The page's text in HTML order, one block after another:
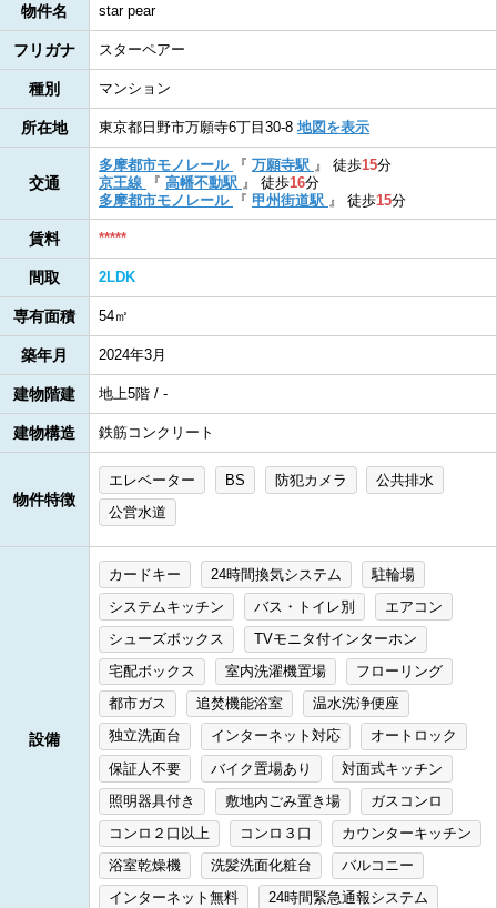
物件名 star pear
フリガナ スターペアー
種別 マンション
所在地 東京都日野市万願寺6丁目30-8 地図を表示
交通
多摩都市モノレール 『 万願寺駅 』 徒歩15分
京王線
『 高幡不動駅 』 徒歩16分
多摩都市モノレール
『 甲州街道駅 』 徒歩15分
賃料 *****
間取 2LDK
専有面積 54㎡
築年月 2024年3月
建物階建 地上5階 / -
建物構造 鉄筋コンクリート
物件特徴
エレベーター BS 防犯カメラ
公共排水
公営水道
設備
カードキー 24時間換気システム
駐輪場
システムキッチン
バス・トイレ別
エアコン
シューズボックス
TVモニタ付インターホン
宅配ボックス
室内洗濯機置場
フローリング
都市ガス
追焚機能浴室
温水洗浄便座
独立洗面台
インターネット対応
オートロック
保証人不要
バイク置場あり
対面式キッチン
照明器具付き
敷地内ごみ置き場
ガスコンロ
コンロ２口以上
コンロ３口
カウンターキッチン
浴室乾燥機
洗髪洗面化粧台
バルコニー
インターネット無料
24時間緊急通報システム